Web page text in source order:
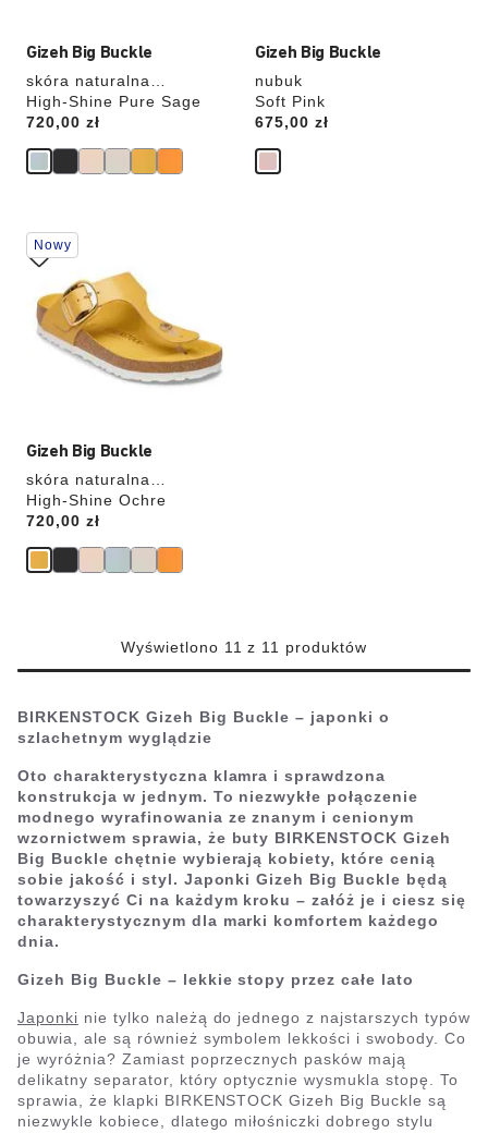
Gizeh Big Buckle
skóra naturalna
lakierowana
High-Shine Pure Sage
Price:
720,00 zł
Gizeh Big Buckle
nubuk
Soft Pink
Price:
675,00 zł
Gizeh Big Buckle
skóra naturalna
lakierowana
High-Shine Ochre
Price:
720,00 zł
Wybranie
koloru
spowoduje
zmianę
zdjęcia
produktu
Nowy
Wyświetlono 11 z 11 produktów
BIRKENSTOCK Gizeh Big Buckle – japonki o
szlachetnym wyglądzie
Oto charakterystyczna klamra i sprawdzona
konstrukcja w jednym. To niezwykłe połączenie
modnego wyrafinowania ze znanym i cenionym
wzornictwem sprawia, że buty BIRKENSTOCK Gizeh
Big Buckle chętnie wybierają kobiety, które cenią
sobie jakość i styl. Japonki Gizeh Big Buckle będą
towarzyszyć Ci na każdym kroku – załóż je i ciesz się
charakterystycznym dla marki komfortem każdego
dnia.
Gizeh Big Buckle – lekkie stopy przez całe lato
Japonki nie tylko należą do jednego z najstarszych typów
obuwia, ale są również symbolem lekkości i swobody. Co
je wyróżnia? Zamiast poprzecznych pasków mają
delikatny separator, który optycznie wysmukla stopę. To
sprawia, że klapki BIRKENSTOCK Gizeh Big Buckle są
niezwykle kobiece, dlatego miłośniczki dobrego stylu